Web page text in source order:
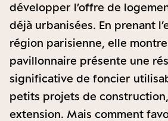
développer l’offre de
déjà urbanisées. En prenant
région parisienne, elle
pavillonnaire présente une
significative de foncier
petits projets de
extension. Mais comment